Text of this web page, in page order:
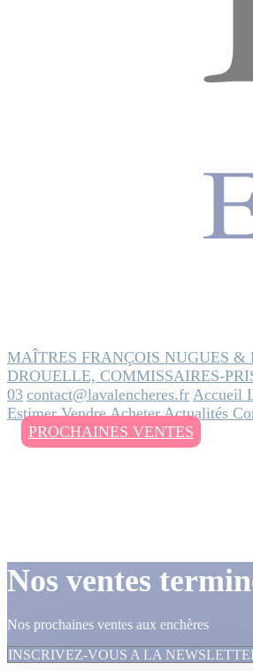
MAÎTRES FRANÇOIS NUGUES &
DROUELLE, COMMISSAIRES-
03 contact@lavalencheres.fr Accueil
EstimerVendreAcheterActualités
PROCHAINES VENTES
Nos ventes
Nos prochaines ventes aux enchères
INSCRIVEZ-VOUS A LA